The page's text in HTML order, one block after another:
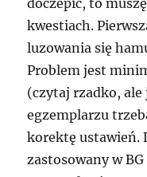
doczepić, to
kwestiach.
luzowania się
Problem jest
(czytaj rzadko,
egzemplarzu
korektę ustawień.
zastosowany w